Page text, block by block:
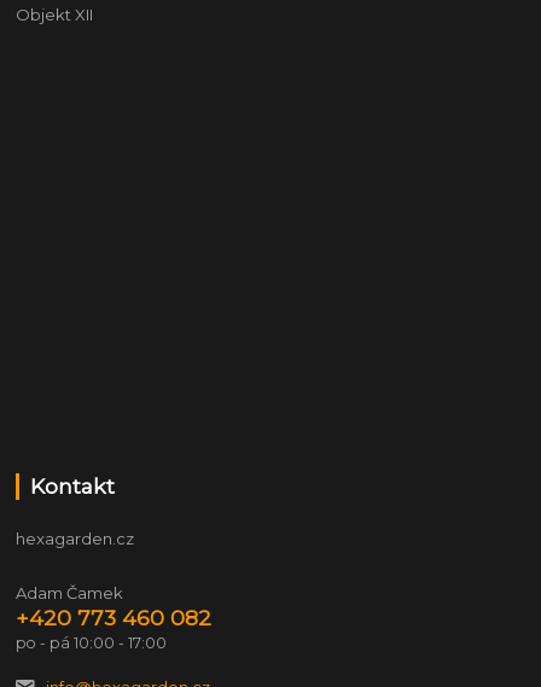
Objekt XII
Kontakt
hexagarden.cz
Adam Čamek
+420 773 460 082
po - pá 10:00 - 17:00